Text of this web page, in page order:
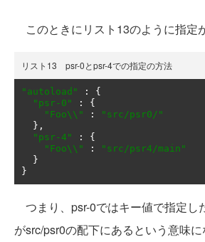
このときにリスト13のように指定
リスト13 psr-0とpsr-4での指定の方法
"autoload" :
{
"psr-0"
:
{
"Foo\\"
:
"src/psr0/"
},
"psr-4"
:
{
"Foo\\"
:
"src/psr4/main"
}
}
つまり、psr-0ではキー値で指定し
がsrc/psr0の配下にあるという意味